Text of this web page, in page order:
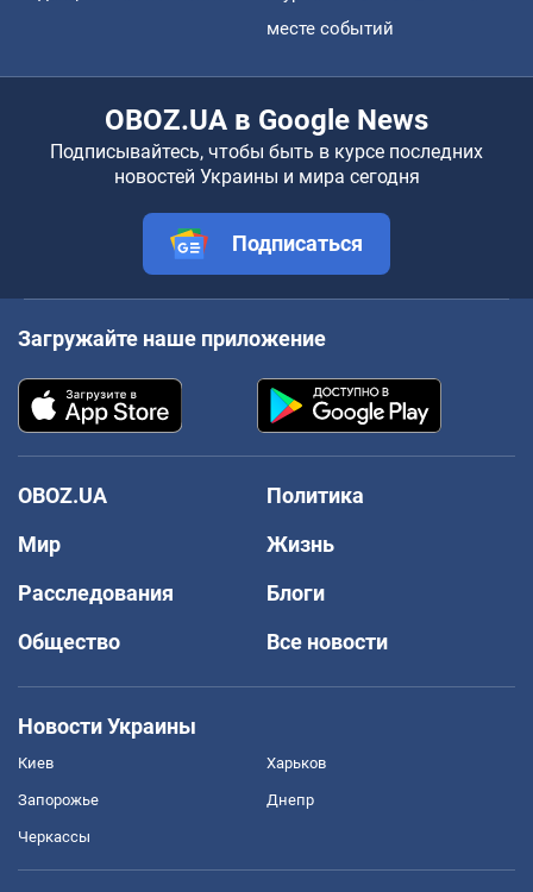
месте событий
OBOZ.UA в Google News
Подписывайтесь, чтобы быть в курсе последних
новостей Украины и мира сегодня
Подписаться
Загружайте наше приложение
OBOZ.UA
Политика
Мир
Жизнь
Расследования
Блоги
Общество
Все новости
Новости Украины
Киев Харьков
Запорожье Днепр
Черкассы